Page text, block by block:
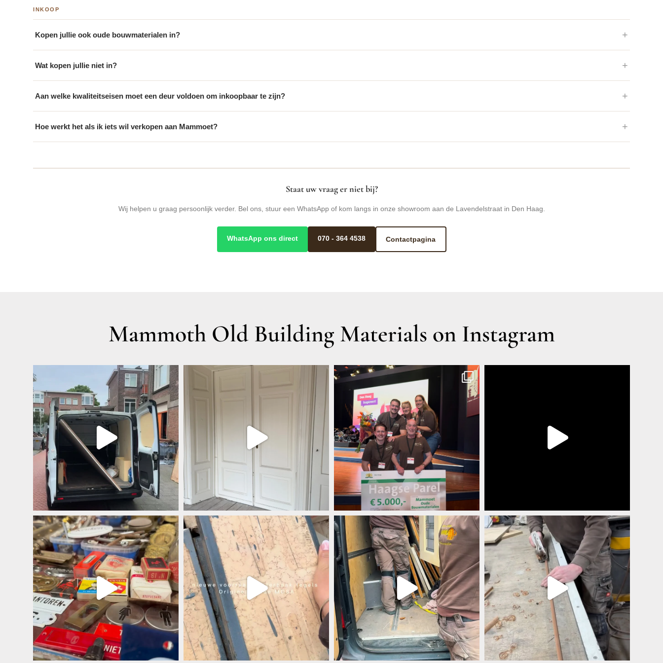
INKOOP
Kopen jullie ook oude bouwmaterialen in?
Wat kopen jullie niet in?
Aan welke kwaliteitseisen moet een deur voldoen om inkoopbaar te zijn?
Hoe werkt het als ik iets wil verkopen aan Mammoet?
Staat uw vraag er niet bij?
Wij helpen u graag persoonlijk verder. Bel ons, stuur een WhatsApp of kom langs in onze showroom aan de Lavendelstraat in Den Haag.
WhatsApp ons direct 070 - 364 4538 Contactpagina
Mammoth Old Building Materials on Instagram